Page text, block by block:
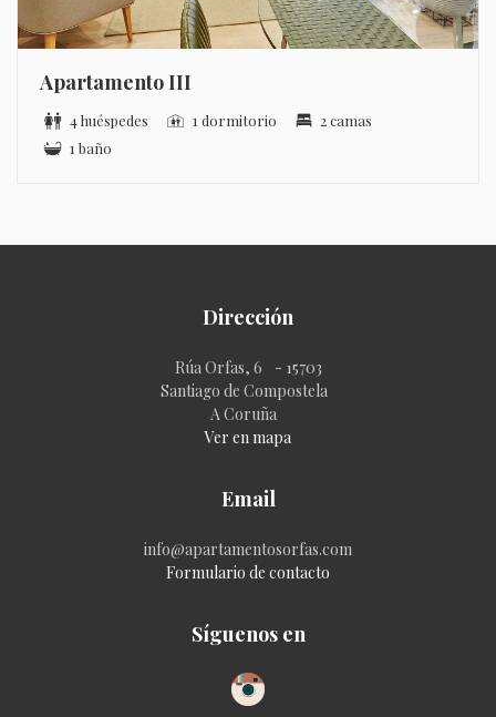
Apartamento III
4 huéspedes 1 dormitorio
2 camas
1 baño
Dirección
Rúa Orfas, 6 - 15703
Santiago de Compostela
A Coruña
Ver en mapa
Email
info@apartamentosorfas.com
Formulario de contacto
Síguenos en